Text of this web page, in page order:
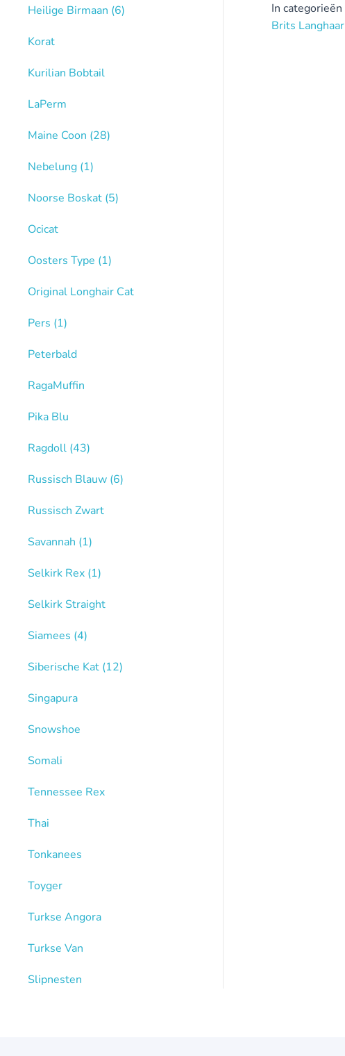
In categorieën
Brits Langhaar
Heilige Birmaan (6)
Korat
Kurilian Bobtail
LaPerm
Maine Coon (28)
Nebelung (1)
Noorse Boskat (5)
Ocicat
Oosters Type (1)
Original Longhair Cat
Pers (1)
Peterbald
RagaMuffin
Pika Blu
Ragdoll (43)
Russisch Blauw (6)
Russisch Zwart
Savannah (1)
Selkirk Rex (1)
Selkirk Straight
Siamees (4)
Siberische Kat (12)
Singapura
Snowshoe
Somali
Tennessee Rex
Thai
Tonkanees
Toyger
Turkse Angora
Turkse Van
Slipnesten